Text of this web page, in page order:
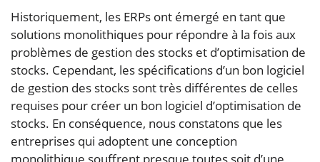
Historiquement, les ERPs ont émergé en tant que
solutions monolithiques pour répondre à la fois aux
problèmes de gestion des stocks et d’optimisation de
stocks. Cependant, les spécifications d’un bon logiciel
de gestion des stocks sont très différentes de celles
requises pour créer un bon logiciel d’optimisation de
stocks. En conséquence, nous constatons que les
entreprises qui adoptent une conception